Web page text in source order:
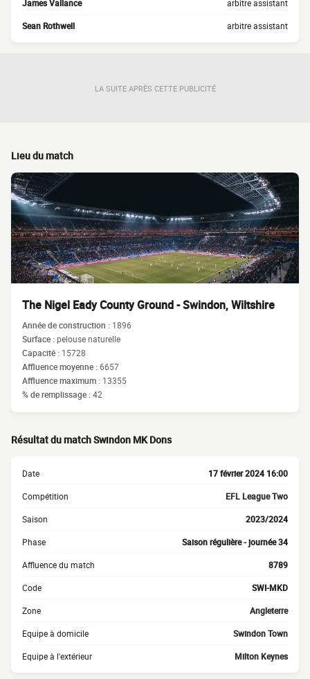
James Vallance arbitre assistant
Sean Rothwell arbitre assistant
LA SUITE APRÈS CETTE PUBLICITÉ
Lieu du match
The Nigel Eady County Ground - Swindon, Wiltshire
Année de construction : 1896
Surface :pelouse naturelle
Capacité : 15728
Affluence moyenne :6657
Affluence maximum : 13355
% de remplissage :42
Résultat du match Swindon MK Dons
Date 17 février 2024 16:00
Compétition EFL League Two
Saison 2023/2024
Phase Saison régulière - journée 34
Affluence du match 8789
Code SWI-MKD
Zone Angleterre
Equipe à domicile Swindon Town
Equipe à l'extérieur Milton Keynes